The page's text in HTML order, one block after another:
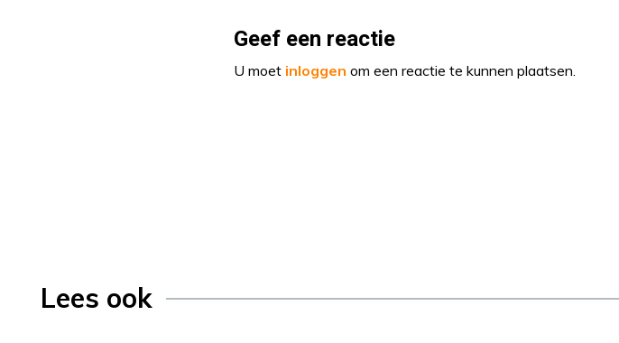
Geef een reactie
U moet inloggen om een reactie te kunnen plaatsen.
Lees ook